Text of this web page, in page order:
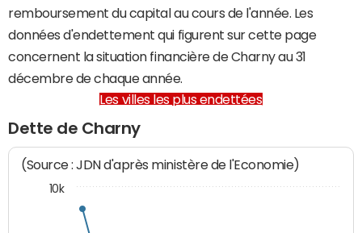
remboursement du capital au cours de l'année. Les
données d'endettement qui figurent sur cette page
concernent la situation financière de Charny au 31
décembre de chaque année.
Les villes les plus endettées
Dette de Charny
(Source : JDN d'après ministère de l'Economie)
10k